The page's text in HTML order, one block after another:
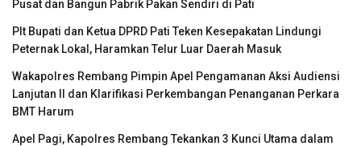
Pusat dan Bangun Pabrik Pakan Sendiri di Pati
Plt Bupati dan Ketua DPRD Pati Teken Kesepakatan Lindungi
Peternak Lokal, Haramkan Telur Luar Daerah Masuk
Wakapolres Rembang Pimpin Apel Pengamanan Aksi Audiensi
Lanjutan II dan Klarifikasi Perkembangan Penanganan Perkara
BMT Harum
Apel Pagi, Kapolres Rembang Tekankan 3 Kunci Utama dalam